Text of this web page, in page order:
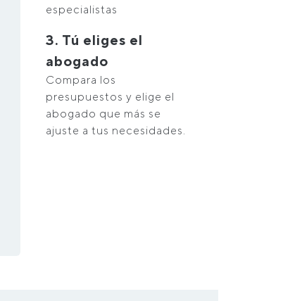
especialistas
3. Tú eliges el
abogado
Compara los
presupuestos y elige el
abogado que más se
ajuste a tus necesidades.